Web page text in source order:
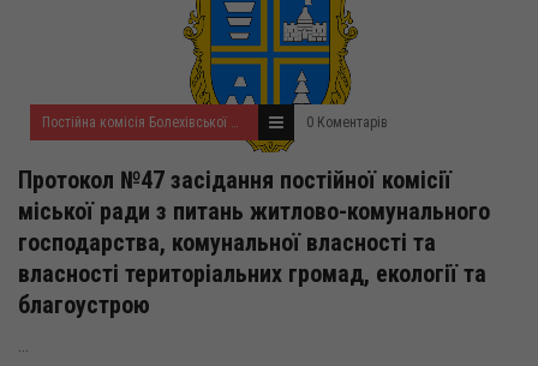
Постійна комісія Болехівської міської ради з питань житлово-комунального господарства, комунальної власності та власності територіальних громад, екології та благоустрою 0 Коментарів
Протокол №47 засідання постійної комісії
міської ради з питань житлово-комунального
господарства, комунальної власності та
власності територіальних громад, екології та
благоустрою